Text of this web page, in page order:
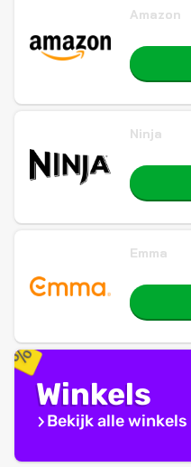
Amazon
Ninja
Emma
Winkels
Bekijk alle winkels